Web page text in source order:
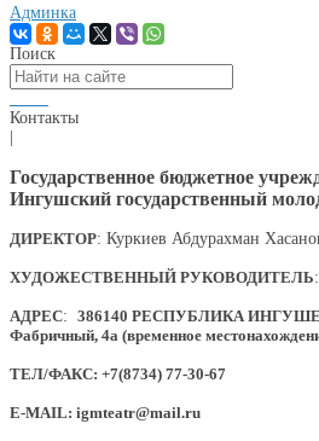
Админка
Поиск
Контакты
Государственное бюджетное
Ингушский государственный
ДИРЕКТОР: Куркиев Абдурахман
ХУДОЖЕСТВЕННЫЙ РУКОВОДИТЕЛЬ
АДРЕС: 386140 РЕСПУБЛИКА
Фабричный, 4а (временное
ТЕЛ/ФАКС: +7(8734) 77-30-67
E-MAIL: igmteatr@mail.ru